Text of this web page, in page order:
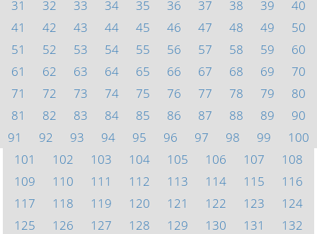
31
32 33 34 35 36 37 38 39
40
41
42 43 44 45 46 47 48 49
50
51
52 53 54 55 56 57 58 59
60
61
62 63 64 65 66 67 68 69
70
71
72 73 74 75 76 77 78 79
80
81
82 83 84 85 86 87 88 89
90
91
92 93 94 95 96 97 98 99
100
101
102 103 104 105 106 107
108
109
110 111 112 113 114 115
116
117
118 119 120 121 122 123
124
125
126 127 128 129 130 131
132